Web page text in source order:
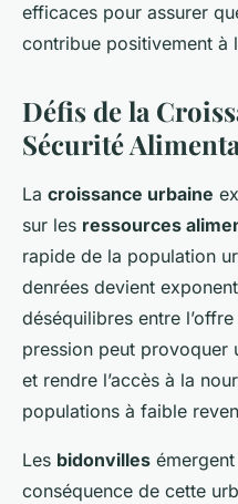
efficaces pour assurer
contribue positivement à
Défis de la
Sécurité
La croissance urbaine
sur les ressources
rapide de la population
denrées devient
déséquilibres entre
pression peut provoquer
et rendre l’accès à la
populations à faible
Les bidonvilles
conséquence de cette